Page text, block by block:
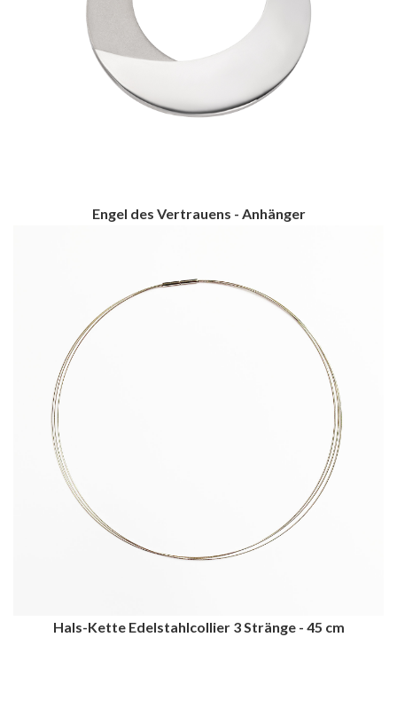
Engel des Vertrauens - Anhänger
Hals-Kette Edelstahlcollier 3 Stränge - 45 cm